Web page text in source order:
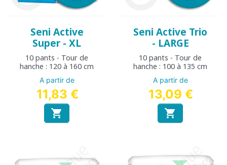
Seni Active
Super - XL
10 pants - Tour de
hanche : 120 à 160 cm
A partir de
11,83 €

Seni Active Trio
- LARGE
10 pants - Tour de
hanche : 100 à 135 cm
A partir de
13,09 €
